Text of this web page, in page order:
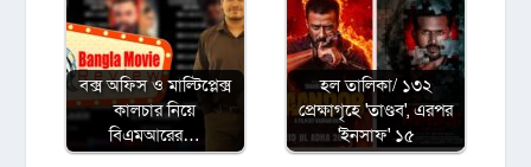
বক্স অফিস ও মাল্টিপ্লেক্স
কালচার নিয়ে
বিএমআরের…
হল তালিকা/ ১৩২
প্রেক্ষাগৃহে 'তাণ্ডব', এরপর
'ইনসাফ' ১৫